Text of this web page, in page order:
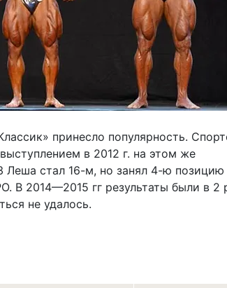
принесло популярность.
в 2012 г. на этом же
Леша стал 16-м, но занял 4-ю позицию
В 2014—2015 гг результаты были в 2
не удалось.